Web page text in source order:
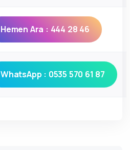
Hemen Ara : 444 28 46
WhatsApp : 0535 570 61 87